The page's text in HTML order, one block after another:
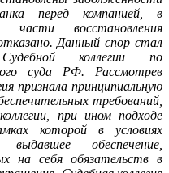
перед компанией, в
части восстановления
Данный спор стал
коллегии по
суда РФ. Рассмотрев
признала принципиальную
требований,
при ином подходе
которой в условиях
обеспечение,
на себя обязательств в